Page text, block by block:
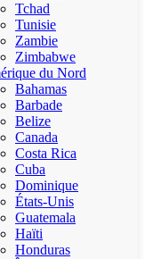
Tchad
Tunisie
Zambie
Zimbabwe
du Nord
Bahamas
Barbade
Belize
Canada
Costa Rica
Cuba
Dominique
États-Unis
Guatemala
Haïti
Honduras